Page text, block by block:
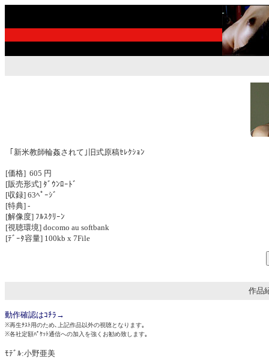
｢新米教師輪姦されて｣旧式原稿ｾﾚｸｼｮﾝ
[価格] 605 円
[販売形式] ﾀﾞｳﾝﾛｰﾄﾞ
[収録] 63ﾍﾟｰｼﾞ
[特典] -
[解像度] ﾌﾙｽｸﾘｰﾝ
[視聴環境] docomo au softbank
[ﾃﾞｰﾀ容量] 100kb x 7File
作品
動作確認はｺﾁﾗ→
※再生ﾃｽﾄ用のため､上記作品以外の視聴となります｡
※各社定額ﾊﾟｹｯﾄ通信への加入を強くお勧め致します｡
ﾓﾃﾞﾙ:小野亜美